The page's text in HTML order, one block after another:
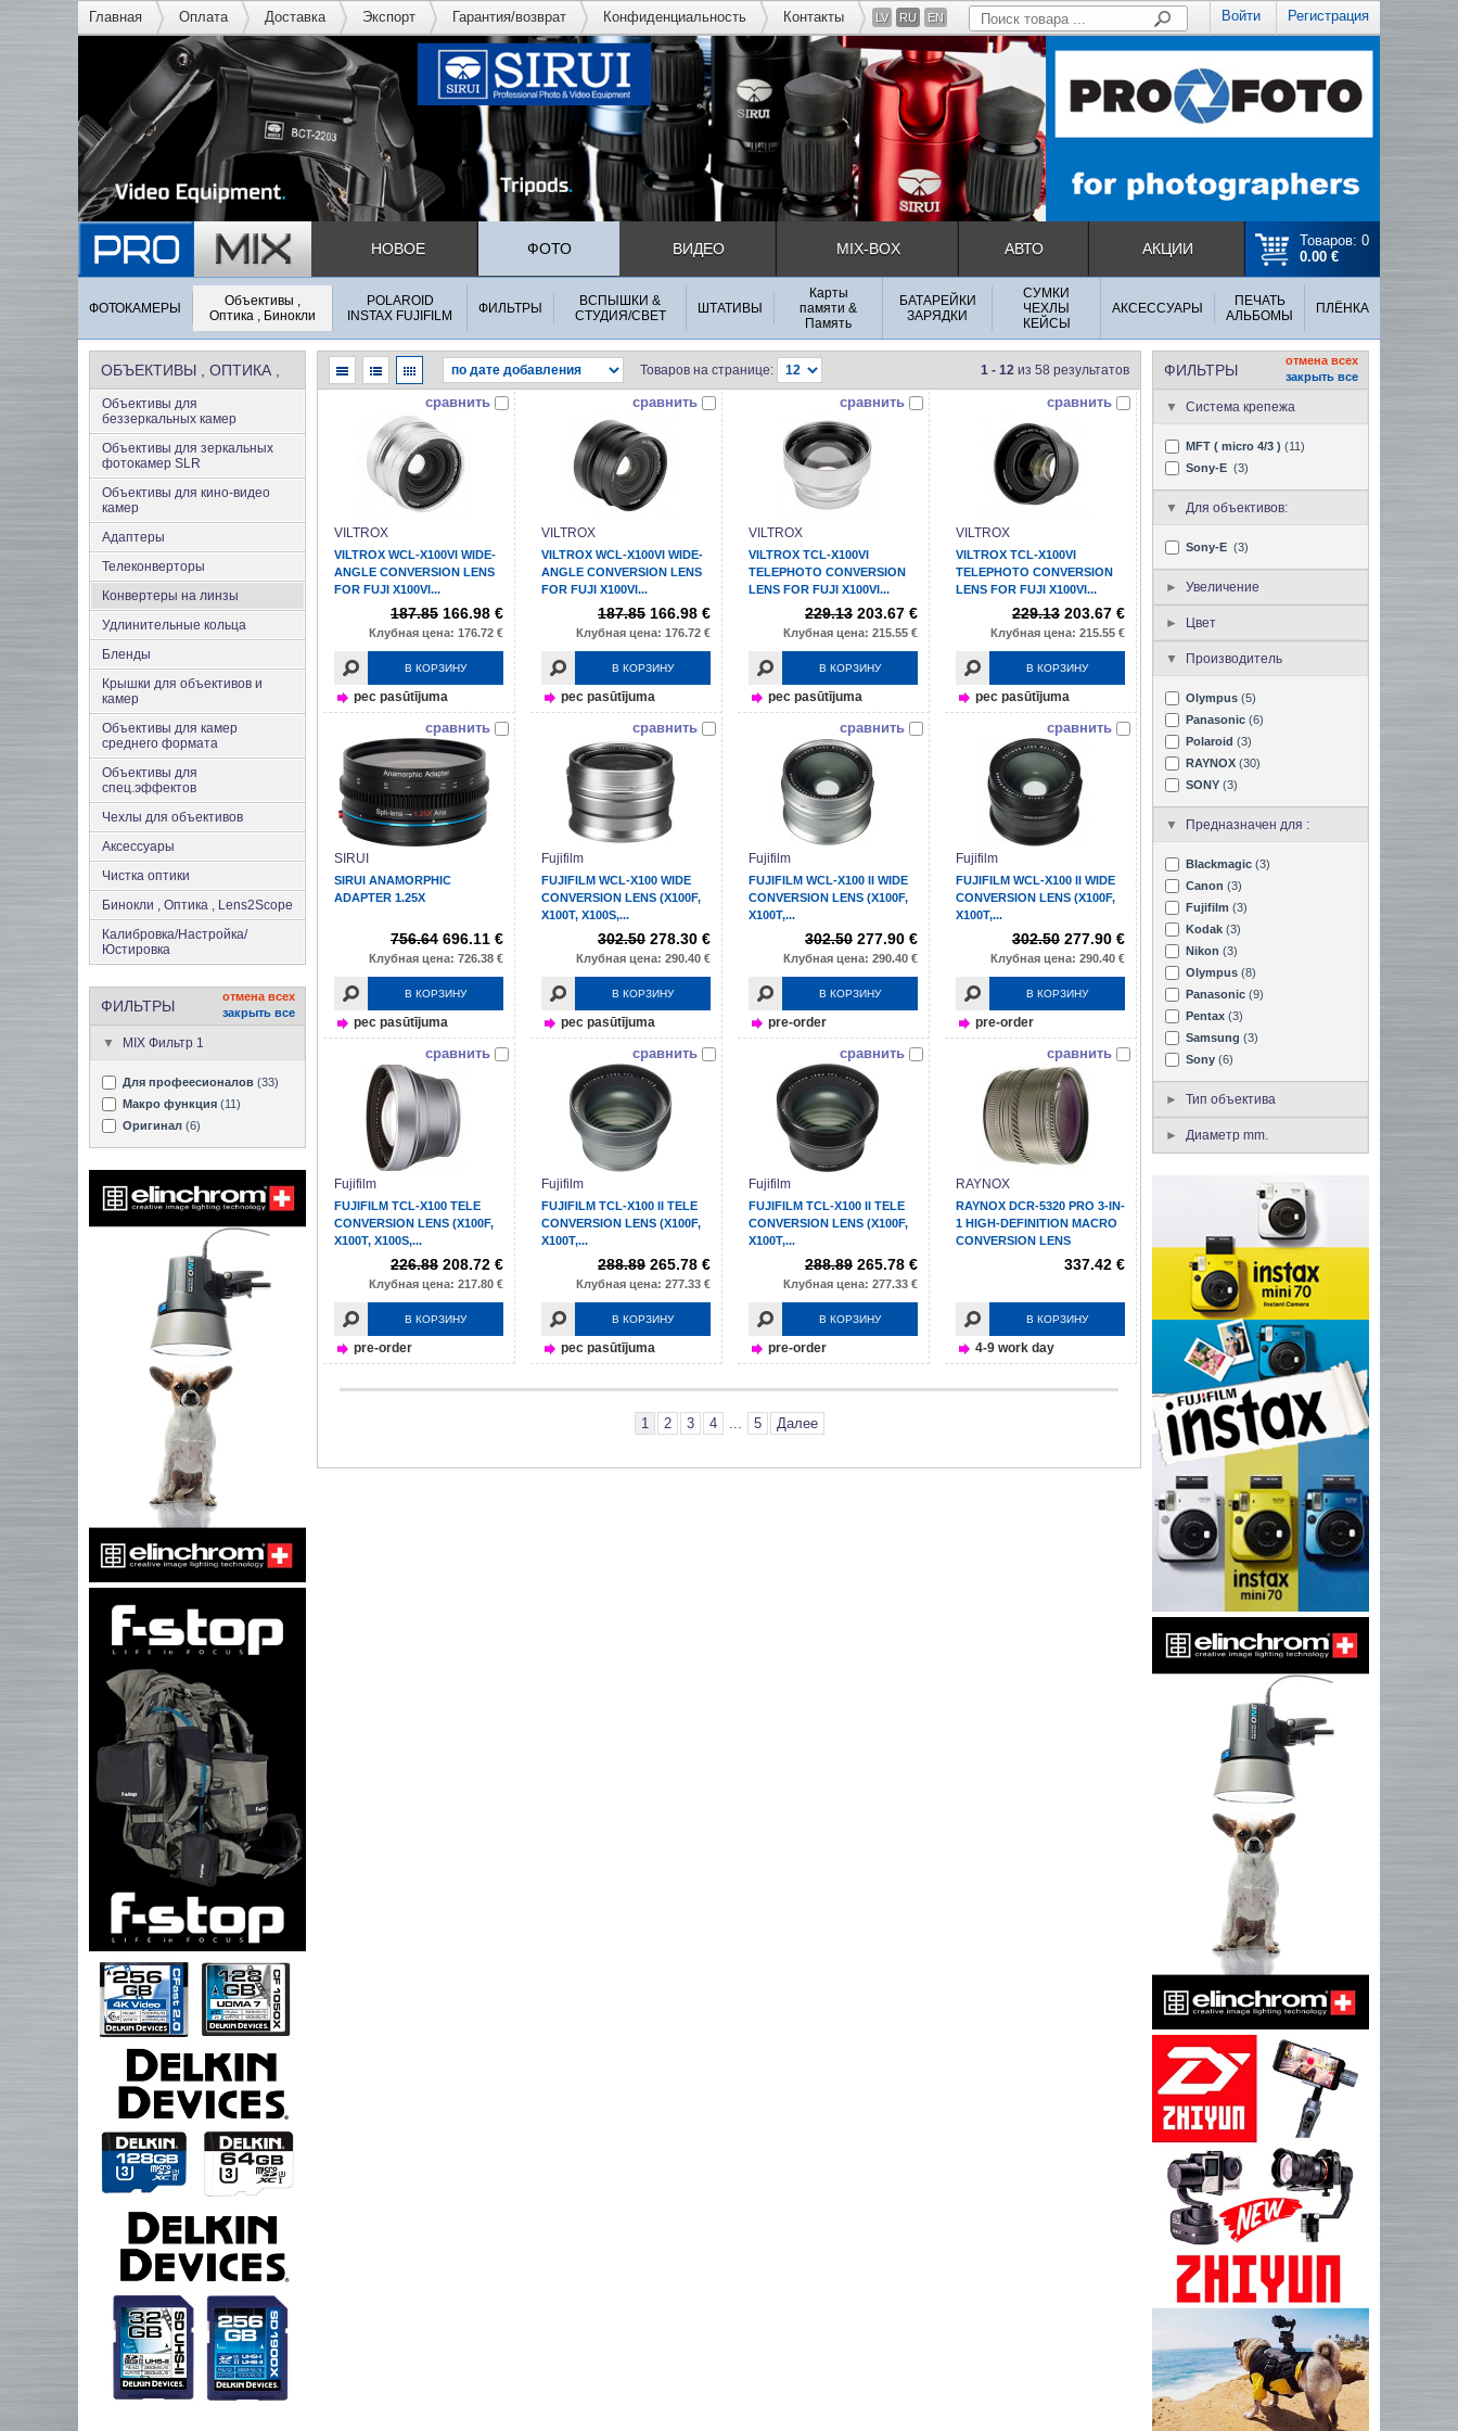
Главная Оплата Доставка Экспорт Гарантия/возврат Конфиденциальность Контакты Войти Регистрация
LV RU EN
Товаров: 0
0.00 €
НОВОЕ ФОТО ВИДЕО MIX-BOX АВТО АКЦИИ
ФОТОКАМЕРЫ
Объективы ,
Оптика , Бинокли
POLAROID
INSTAX FUJIFILM
ФИЛЬТРЫ
ВСПЫШКИ &
СТУДИЯ/СВЕТ
ШТАТИВЫ
Карты
памяти &
Память
БАТАРЕЙКИ
ЗАРЯДКИ
СУМКИ
ЧЕХЛЫ
КЕЙСЫ
АКСЕССУАРЫ
ПЕЧАТЬ
АЛЬБОМЫ
ПЛЁНКА
ОБЪЕКТИВЫ , ОПТИКА ,
БИНОКЛИ
Объективы для
беззеркальных камер
Объективы для зеркальных
фотокамер SLR
Объективы для кино-видео
камер
Адаптеры
Телеконверторы
Конвертеры на линзы
Удлинительные кольца
Бленды
Крышки для объективов и
камер
Объективы для камер
среднего формата
Объективы для
спец.эффектов
Чехлы для объективов
Аксеcсуары
Чистка оптики
Бинокли , Оптика , Lens2Scope
Калибровка/Настройка/
Юстировка
ФИЛЬТРЫ
отмена всех
закрыть все
MIX Фильтр 1
Для профеесионалов (33)
Макро функция (11)
Оригинал (6)
ФИЛЬТРЫ
отмена всех
закрыть все
Система крепежа
MFT ( micro 4/3 ) (11)
Sony-E (3)
Для объективов:
Sony-E (3)
Увеличение
Цвет
Производитель
Olympus (5)
Panasonic (6)
Polaroid (3)
RAYNOX (30)
SONY (3)
Предназначен для :
Blackmagic (3)
Canon (3)
Fujifilm (3)
Kodak (3)
Nikon (3)
Olympus (8)
Panasonic (9)
Pentax (3)
Samsung (3)
Sony (6)
Тип объектива
Диаметр mm.
Товаров на странице: 1 - 12 из 58 результатов
сравнить
VILTROX
VILTROX WCL-X100VI WIDE-
ANGLE CONVERSION LENS
FOR FUJI X100VI...
187.85 166.98 €
Клубная цена: 176.72 €
В КОРЗИНУ
pec pasūtījuma
сравнить
VILTROX
VILTROX WCL-X100VI WIDE-
ANGLE CONVERSION LENS
FOR FUJI X100VI...
187.85 166.98 €
Клубная цена: 176.72 €
В КОРЗИНУ
pec pasūtījuma
сравнить
VILTROX
VILTROX TCL-X100VI
TELEPHOTO CONVERSION
LENS FOR FUJI X100VI...
229.13 203.67 €
Клубная цена: 215.55 €
В КОРЗИНУ
pec pasūtījuma
сравнить
VILTROX
VILTROX TCL-X100VI
TELEPHOTO CONVERSION
LENS FOR FUJI X100VI...
229.13 203.67 €
Клубная цена: 215.55 €
В КОРЗИНУ
pec pasūtījuma
сравнить
SIRUI
SIRUI ANAMORPHIC
ADAPTER 1.25X
756.64 696.11 €
Клубная цена: 726.38 €
В КОРЗИНУ
pec pasūtījuma
сравнить
Fujifilm
FUJIFILM WCL-X100 WIDE
CONVERSION LENS (X100F,
X100T, X100S,...
302.50 278.30 €
Клубная цена: 290.40 €
В КОРЗИНУ
pec pasūtījuma
сравнить
Fujifilm
FUJIFILM WCL-X100 II WIDE
CONVERSION LENS (X100F,
X100T,...
302.50 277.90 €
Клубная цена: 290.40 €
В КОРЗИНУ
pre-order
сравнить
Fujifilm
FUJIFILM WCL-X100 II WIDE
CONVERSION LENS (X100F,
X100T,...
302.50 277.90 €
Клубная цена: 290.40 €
В КОРЗИНУ
pre-order
сравнить
Fujifilm
FUJIFILM TCL-X100 TELE
CONVERSION LENS (X100F,
X100T, X100S,...
226.88 208.72 €
Клубная цена: 217.80 €
В КОРЗИНУ
pre-order
сравнить
Fujifilm
FUJIFILM TCL-X100 II TELE
CONVERSION LENS (X100F,
X100T,...
288.89 265.78 €
Клубная цена: 277.33 €
В КОРЗИНУ
pec pasūtījuma
сравнить
Fujifilm
FUJIFILM TCL-X100 II TELE
CONVERSION LENS (X100F,
X100T,...
288.89 265.78 €
Клубная цена: 277.33 €
В КОРЗИНУ
pre-order
сравнить
RAYNOX
RAYNOX DCR-5320 PRO 3-IN-
1 HIGH-DEFINITION MACRO
CONVERSION LENS
337.42 €
В КОРЗИНУ
4-9 work day
1 2 3 4 5 Далее